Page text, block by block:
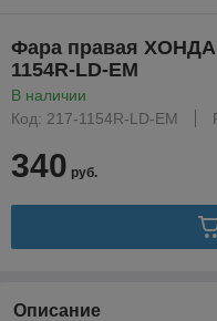
Фара правая ХОНДА
1154R-LD-EM
В наличии
Код: 217-1154R-LD-EM
340 руб.
Описание